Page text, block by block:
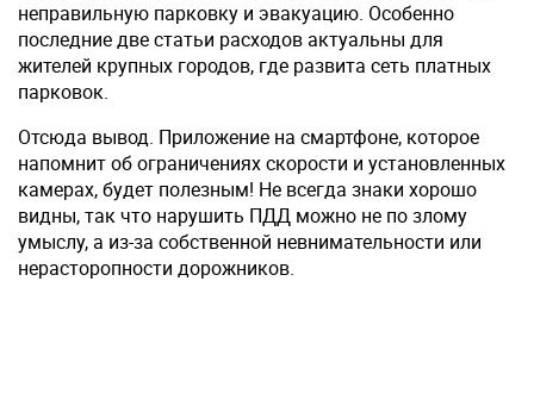
неправильную парковку и эвакуацию. Особенно
последние две статьи расходов актуальны для
жителей крупных городов, где развита сеть платных
парковок.
Отсюда вывод. Приложение на смартфоне, которое
напомнит об ограничениях скорости и установленных
камерах, будет полезным! Не всегда знаки хорошо
видны, так что нарушить ПДД можно не по злому
умыслу, а из-за собственной невнимательности или
нерасторопности дорожников.